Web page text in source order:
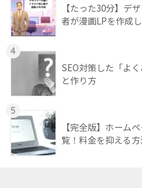
【たった30分】デ
者が漫画LPを作成
4
SEO対策した「よ
と作り方
5
【完全版】ホーム
覧！料金を抑える方